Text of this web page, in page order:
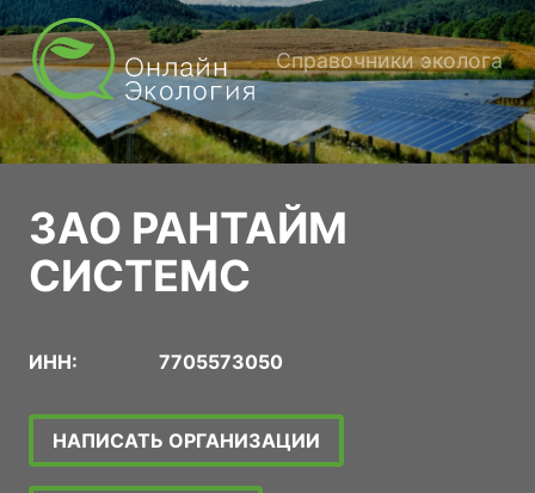
Справочники эколога
ЗАО РАНТАЙМ
СИСТЕМС
ИНН: 7705573050
НАПИСАТЬ ОРГАНИЗАЦИИ